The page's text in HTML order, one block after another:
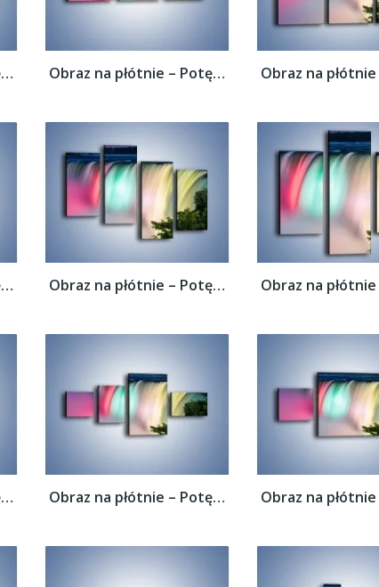
Obraz na płótnie – Potęga niagary –... Obraz na płótnie – Potęga niagary –...
Obraz na płótnie – Potęga niagary –... Obraz na płótnie – Potęga niagary –...
Obraz na płótnie – Potęga niagary –... Obraz na płótnie – Potęga niagary –...